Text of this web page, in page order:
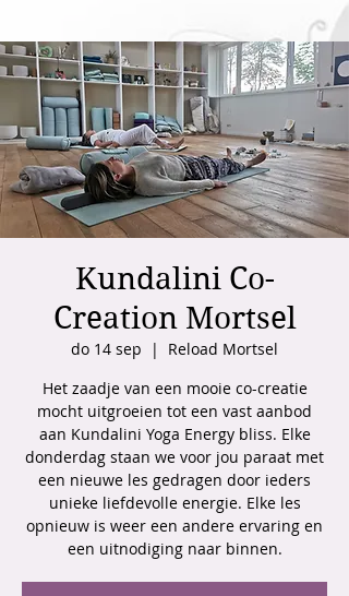
Kundalini Co-
Creation Mortsel
do 14 sep
  |
Reload Mortsel
Het zaadje van een mooie co-creatie
mocht uitgroeien tot een vast aanbod
aan Kundalini Yoga Energy bliss. Elke
donderdag staan we voor jou paraat met
een nieuwe les gedragen door ieders
unieke liefdevolle energie. Elke les
opnieuw is weer een andere ervaring en
een uitnodiging naar binnen.